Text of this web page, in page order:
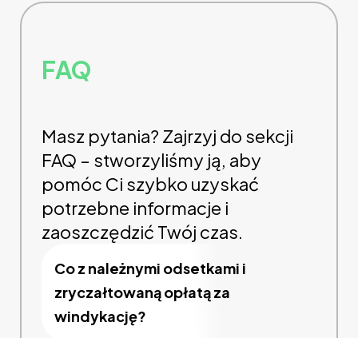
FAQ
Masz pytania? Zajrzyj do sekcji
FAQ – stworzyliśmy ją, aby
pomóc Ci szybko uzyskać
potrzebne informacje i
zaoszczędzić Twój czas.
Co z należnymi odsetkami i
zryczałtowaną opłatą za
windykację?